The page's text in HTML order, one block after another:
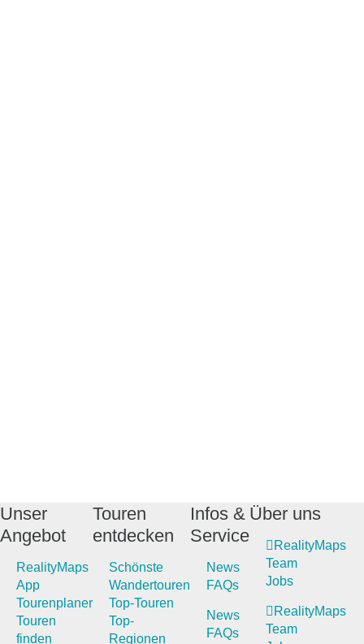
Unser
Angebot
RealityMaps
App
Tourenplaner
Touren
finden
Touren
entdecken
Schönste
Wandertouren
Top-Touren
Top-
Regionen
Infos &
Service
News
FAQs
News
FAQs
Über uns
RealityMaps
Team
Jobs
RealityMaps
Team